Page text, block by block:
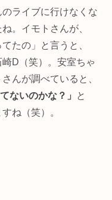
ライブに行けなくな
。イモトさんが、
たの」と言うと、
崎D（笑）。安室ちゃ
んが調べていると、
ないのかな？」
と
ね（笑）。